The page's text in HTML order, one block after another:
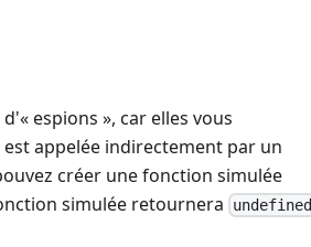
espions », car elles vous
appelée indirectement par un
créer une fonction simulée
simulée retournera undefined